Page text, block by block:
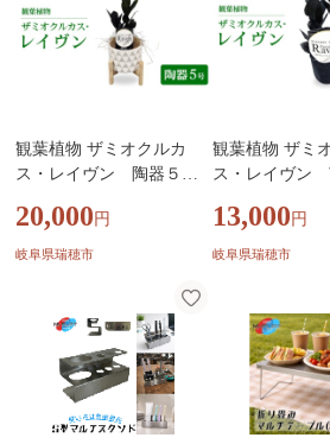
観葉植物 ザミオクルカ
ス・レイヴン 陶器５号
ザミオ インテリア 鉢つき
おしゃれ インテリアグリ
ゼント ギフト 誕生日 お祝
い 希少 岐阜 瑞穂市 はな
のかファーム
20,000 円
岐阜県瑞穂市
観葉植物 ザミ
ス・レイヴン
ザミオ インテ
れ インテリア
ギフト 誕生日
岐阜 瑞穂市 は
13,000 円
岐阜県瑞穂市